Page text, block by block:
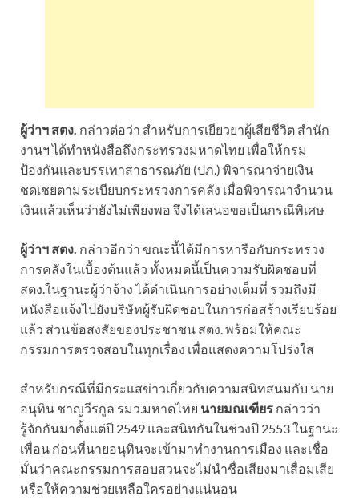
ผู้ว่าฯ สตง. กล่าวต่อว่า สำหรับการเยียวยาผู้เสียชีวิต สำนัก
งานฯ ได้ทำหนังสือถึงกระทรวงมหาดไทย เพื่อให้กรม
ป้องกันและบรรเทาสาธารณภัย (ปภ.) พิจารณาจ่ายเงิน
ชดเชยตามระเบียบกระทรวงการคลัง เมื่อพิจารณาจำนวน
เงินแล้วเห็นว่ายังไม่เพียงพอ จึงได้เสนอขอเป็นกรณีพิเศษ
ผู้ว่าฯ สตง. กล่าวอีกว่า ขณะนี้ได้มีการหารือกับกระทรวง
การคลังในเบื้องต้นแล้ว ทั้งหมดนี้เป็นความรับผิดชอบที่
สตง.ในฐานะผู้ว่าจ้าง ได้ดำเนินการอย่างเต็มที่ รวมถึงมี
หนังสือแจ้งไปยังบริษัทผู้รับผิดชอบในการก่อสร้างเรียบร้อย
แล้ว ส่วนข้อสงสัยของประชาชน สตง. พร้อมให้คณะ
กรรมการตรวจสอบในทุกเรื่อง เพื่อแสดงความโปร่งใส
สำหรับกรณีที่มีกระแสข่าวเกี่ยวกับความสนิทสนมกับ นาย
อนุทิน ชาญวีรกูล รมว.มหาดไทย นายมณเฑียร กล่าวว่า
รู้จักกันมาตั้งแต่ปี 2549 และสนิทกันในช่วงปี 2553 ในฐานะ
เพื่อน ก่อนที่นายอนุทินจะเข้ามาทำงานการเมือง และเชื่อ
มั่นว่าคณะกรรมการสอบสวนจะไม่นำชื่อเสียงมาเสื่อมเสีย
หรือให้ความช่วยเหลือใครอย่างแน่นอน